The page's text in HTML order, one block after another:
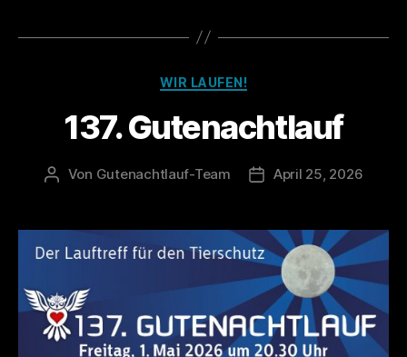
Kategorien
WIR LAUFEN!
137. Gutenachtlauf
Beitragsautor
Von Gutenachtlauf-Team April 25, 2026